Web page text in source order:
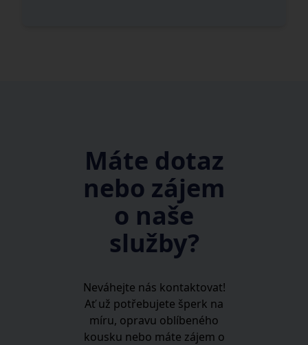
Máte dotaz
nebo zájem
o naše
služby?
Neváhejte nás kontaktovat!
Ať už potřebujete šperk na
míru, opravu oblíbeného
kousku nebo máte zájem o